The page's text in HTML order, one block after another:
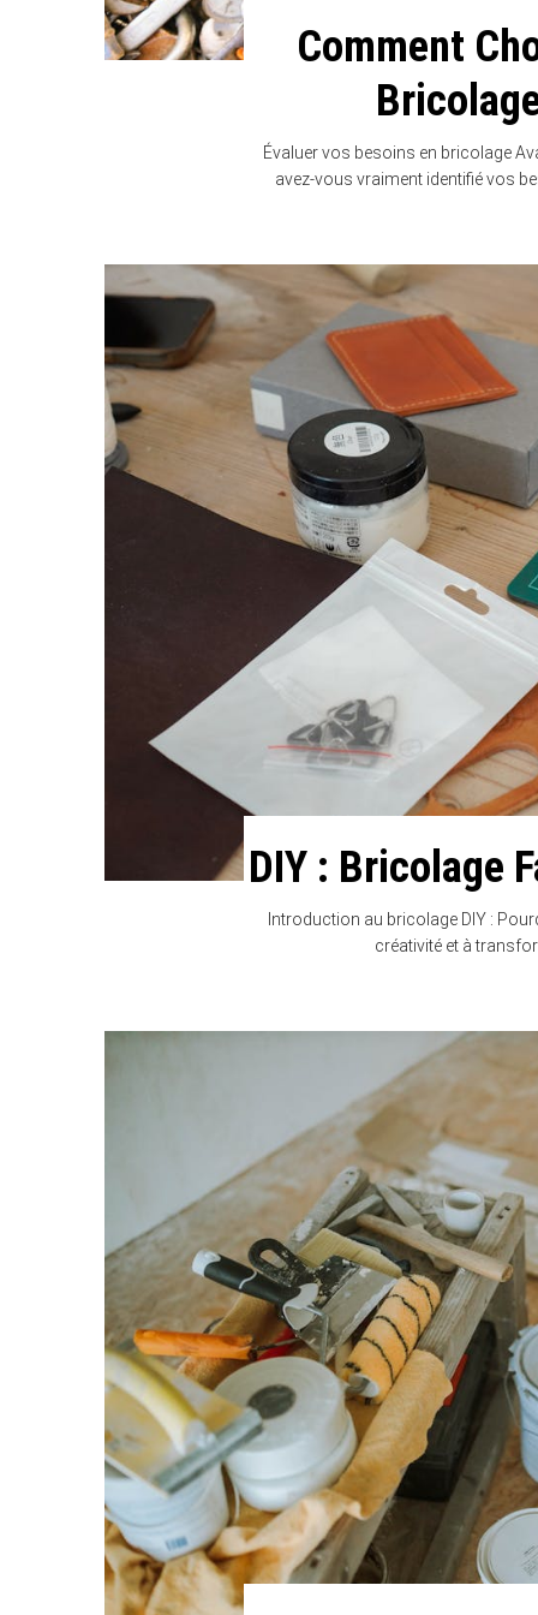
Comment
Évaluer vos besoins en bricolage
avez-vous vraiment identifié vos
DIY : Bricolage
Introduction au bricolage DIY :
créativité et à